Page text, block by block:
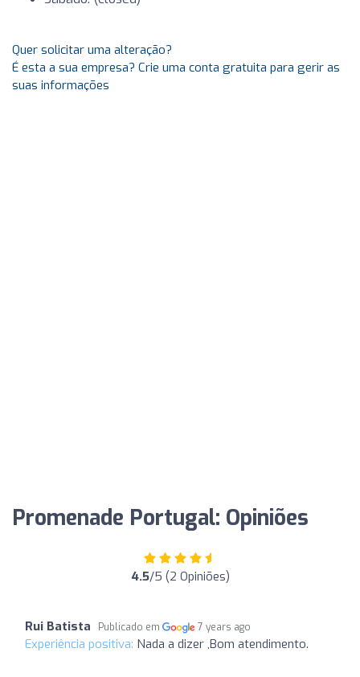
Quer solicitar uma alteração?
É esta a sua empresa? Crie uma conta gratuita para gerir as
suas informações
Promenade Portugal: Opiniões
4.5/5 (2 Opiniões)
Rui Batista Publicado em 7 years ago
Experiência positiva: Nada a dizer ,Bom atendimento.